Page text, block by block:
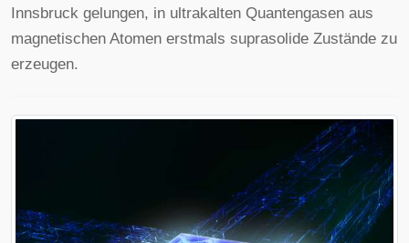
Innsbruck gelungen, in ultrakalten Quantengasen aus
magnetischen Atomen erstmals suprasolide Zustände zu
erzeugen.